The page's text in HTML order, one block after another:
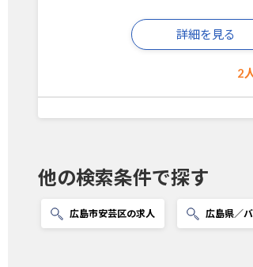
詳細を見る
2
他の検索条件で探す
広島市安芸区の求人 広島県／